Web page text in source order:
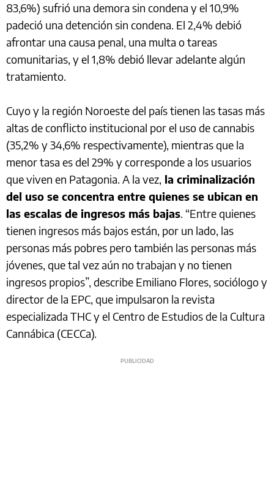
83,6%) sufrió una demora sin condena y el 10,9%
padeció una detención sin condena. El 2,4% debió
afrontar una causa penal, una multa o tareas
comunitarias, y el 1,8% debió llevar adelante algún
tratamiento.
Cuyo y la región Noroeste del país tienen las tasas más
altas de conflicto institucional por el uso de cannabis
(35,2% y 34,6% respectivamente), mientras que la
menor tasa es del 29% y corresponde a los usuarios
que viven en Patagonia. A la vez, la criminalización
del uso se concentra entre quienes se ubican en
las escalas de ingresos más bajas. “Entre quienes
tienen ingresos más bajos están, por un lado, las
personas más pobres pero también las personas más
jóvenes, que tal vez aún no trabajan y no tienen
ingresos propios”, describe Emiliano Flores, sociólogo y
director de la EPC, que impulsaron la revista
especializada THC y el Centro de Estudios de la Cultura
Cannábica (CECCa).